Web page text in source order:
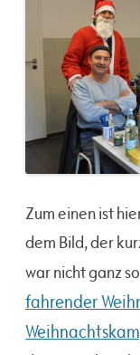
Zum einen ist
dem Bild, der
war nicht ganz
fahrender